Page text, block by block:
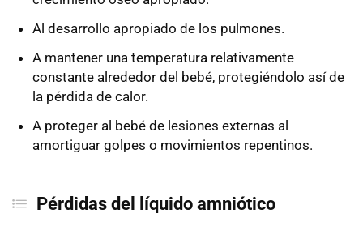
Al desarrollo apropiado de los pulmones.
A mantener una temperatura relativamente
constante alrededor del bebé, protegiéndolo así de
la pérdida de calor.
A proteger al bebé de lesiones externas al
amortiguar golpes o movimientos repentinos.
Pérdidas del líquido amniótico